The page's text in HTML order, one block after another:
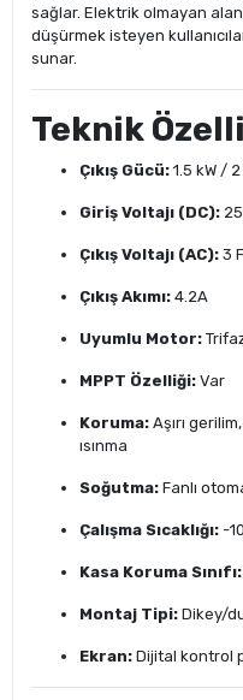
sağlar. Elektrik olmayan
düşürmek isteyen
sunar.
Teknik
Çıkış Gücü: 1.5 kW / 2
Giriş Voltajı (DC):
Çıkış Voltajı (AC): 3
Çıkış Akımı: 4.2A
Uyumlu Motor:
MPPT Özelliği: Var
Koruma: Aşırı
ısınma
Soğutma: Fanlı
Çalışma Sıcaklığı: -
Kasa Koruma Sınıfı:
Montaj Tipi: Dikey/
Ekran: Dijital kontrol